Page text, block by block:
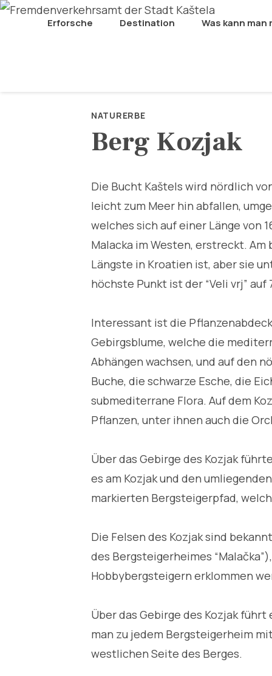
Erforsche Destination Was kann man
NATURERBE
Berg Kozjak
Die Bucht Kaštels wird nördlich
leicht zum Meer hin abfallen,
welches sich auf einer Länge von
Malacka im Westen, erstreckt.
Längste in Kroatien ist, aber sie
höchste Punkt ist der “Veli vrj” auf
Interessant ist die
Gebirgsblume, welche die
Abhängen wachsen, und auf den
Buche, die schwarze Esche, die
submediterrane Flora. Auf dem
Pflanzen, unter ihnen auch die
Über das Gebirge des Kozjak
es am Kozjak und den
markierten Bergsteigerpfad,
Die Felsen des Kozjak sind
des Bergsteigerheimes
Hobbybergsteigern erklommen
Über das Gebirge des Kozjak
man zu jedem Bergsteigerheim
westlichen Seite des Berges.